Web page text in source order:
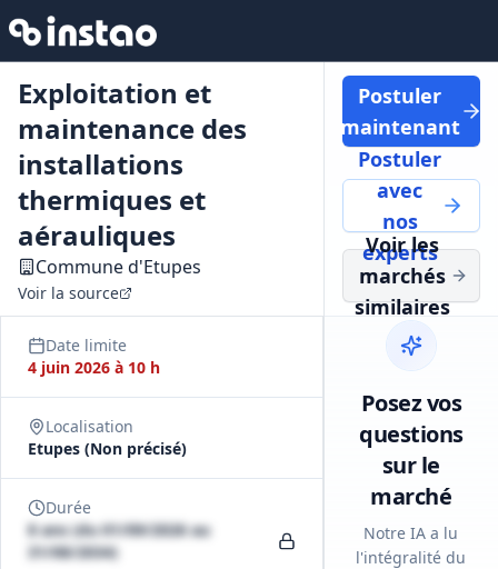
Exploitation et
maintenance des
installations
thermiques et
aérauliques
Commune d'Etupes
Voir la source
Date limite
4 juin 2026 à 10 h
Localisation
Etupes (Non précisé)
Durée
8 ans (du 01/09/2026 au
31/08/2034)
Postuler
maintenant
Postuler
avec
nos
experts
Voir les
marchés
similaires
Posez vos
questions
sur le
marché
Notre IA a lu
l'intégralité du